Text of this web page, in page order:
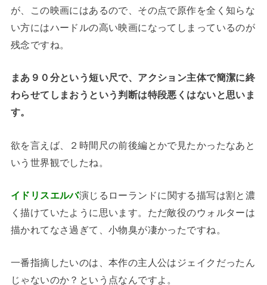
が、この映画にはあるので、その点で原作を全く知らな
い方にはハードルの高い映画になってしまっているのが
残念ですね。
まあ９０分という短い尺で、アクション主体で簡潔に終
わらせてしまおうという判断は特段悪くはないと思いま
す。
欲を言えば、２時間尺の前後編とかで見たかったなあと
いう世界観でしたね。
イドリスエルバ演じるローランドに関する描写は割と濃
く描けていたように思います。ただ敵役のウォルターは
描かれてなさ過ぎて、小物臭が凄かったですね。
一番指摘したいのは、本作の主人公はジェイクだったん
じゃないのか？という点なんですよ。